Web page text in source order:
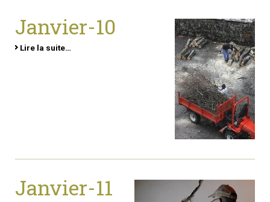
Janvier-10
Lire la suite…
Janvier-11